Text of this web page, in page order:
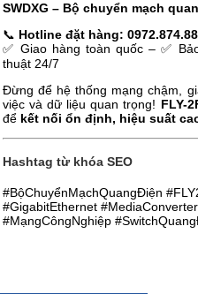
SWDXG – Bộ chuyển mạch
📞 Hotline đặt hàng:
✅ Giao hàng toàn quốc – ✅
thuật 24/7
Đừng để hệ thống mạng chậm,
việc và dữ liệu quan trọng! FLY-
để kết nối ổn định, hiệu suất
Hashtag từ khóa SEO
#BộChuyểnMạchQuangĐiện
#GigabitEthernet
#MạngCôngNghiệp